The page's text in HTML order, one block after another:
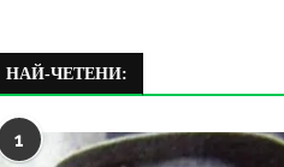
НАЙ-ЧЕТЕНИ:
1